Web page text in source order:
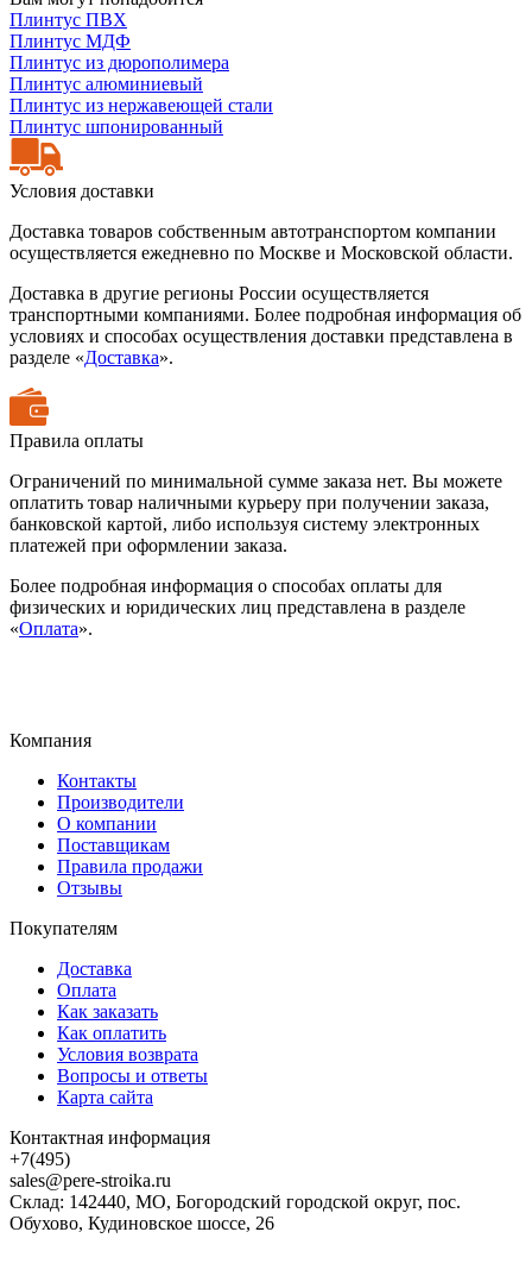
Плинтус ПВХ
Плинтус МДФ
Плинтус из дюрополимера
Плинтус алюминиевый
Плинтус из нержавеющей стали
Плинтус шпонированный
Условия доставки
Доставка товаров собственным автотранспортом компании
осуществляется ежедневно по Москве и Московской области.
Доставка в другие регионы России осуществляется
транспортными компаниями. Более подробная информация об
условиях и способах осуществления доставки представлена в
разделе «Доставка».
Правила оплаты
Ограничений по минимальной сумме заказа нет. Вы можете
оплатить товар наличными курьеру при получении заказа,
банковской картой, либо используя систему электронных
платежей при оформлении заказа.
Более подробная информация о способах оплаты для
физических и юридических лиц представлена в разделе
«Оплата».
Компания
Контакты
Производители
О компании
Поставщикам
Правила продажи
Отзывы
Покупателям
Доставка
Оплата
Как заказать
Как оплатить
Условия возврата
Вопросы и ответы
Карта сайта
Контактная информация
+7(495)
sales@pere-stroika.ru
Склад: 142440, МО, Богородский городской округ, пос.
Обухово, Кудиновское шоссе, 26